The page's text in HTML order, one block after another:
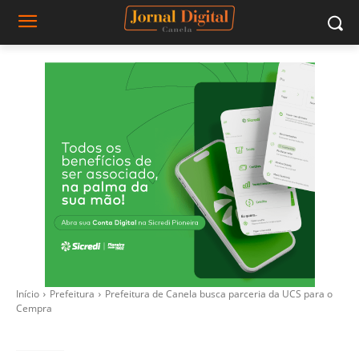
Início Prefeitura
Prefeitura de Canela busca parceria da UCS para o
Cempra